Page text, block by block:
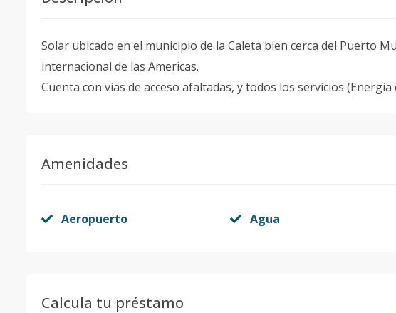
Solar ubicado en el municipio de la Caleta bien cerca del Puerto
internacional de las Americas.
Cuenta con vias de acceso afaltadas, y todos los servicios
Amenidades
Aeropuerto Agua
Calcula tu préstamo